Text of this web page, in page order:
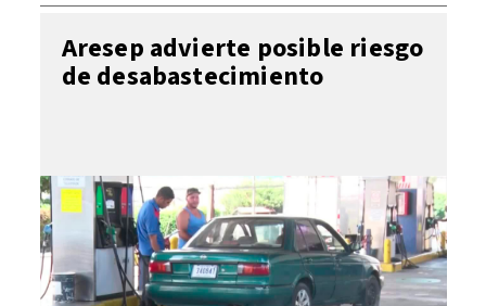
Aresep advierte posible riesgo
de desabastecimiento